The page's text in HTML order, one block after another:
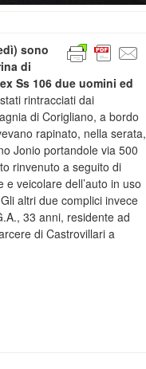
sono
di
Ss 106 due uomini ed
rintracciati dai
di Corigliano, a bordo
rapinato, nella serata,
Jonio portandole via 500
rinvenuto a seguito di
veicolare dell’auto in uso
altri due complici invece
33 anni, residente ad
di Castrovillari a